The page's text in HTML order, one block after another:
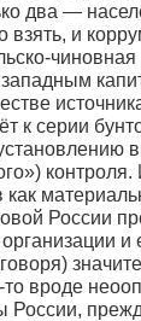
два —
взять, и
к серии
как
России
и
вроде
России,